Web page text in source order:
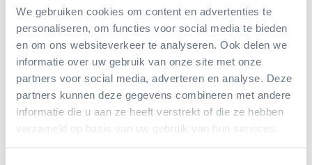
We gebruiken cookies om content en advertenties te
personaliseren, om functies voor social media te bieden
en om ons websiteverkeer te analyseren. Ook delen we
informatie over uw gebruik van onze site met onze
partners voor social media, adverteren en analyse. Deze
partners kunnen deze gegevens combineren met andere
informatie die u aan ze heeft verstrekt of die ze hebben
verzameld op basis van uw gebruik van hun services.
voor naaldbossen. Door een taxus nu onder een
sterk elektrisch veld te brengen (zo’n 10.000 volt)
kun je hem ook laten sproeien en de druppels
opvangen (waar ook taxol in zit). De boom lijdt daar
niet onder en je kunt het dagelijks herhalen! Zo kan
zelfs een ‘venijnboom’ helpen!